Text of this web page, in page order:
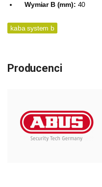
Wymiar B (mm): 40
kaba system b
Producenci